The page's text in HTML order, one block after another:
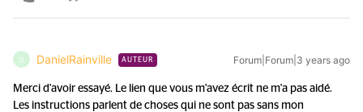
D DanielRainville AUTEUR Forum|Forum|3 years ago
Merci d'avoir essayé. Le lien que vous m'avez écrit ne m'a pas aidé.
Les instructions parlent de choses qui ne sont pas sans mon